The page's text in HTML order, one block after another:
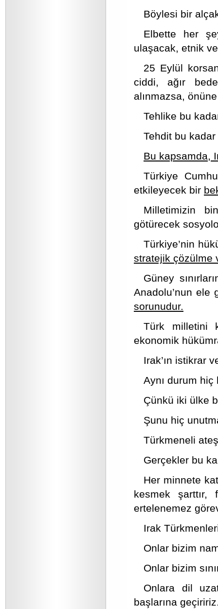
Böylesi bir
Elbette her
ulaşacak, etnik ve
25 Eylül
ciddi, ağır
alınmazsa,
Tehlike bu
Tehdit bu
Bu kapsamda,
Türkiye
etkileyecek bir
Milletimizin
götürecek
Türkiye’nin
stratejik çözülme
Güney
Anadolu’nun
sorunudur.
Türk milletini
ekonomik
Irak’ın istikrar
Aynı durum
Çünkü iki ülke
Şunu hiç
Türkmeneli
Gerçekler bu
Her minnete
kesmek şarttır,
ertelenemez
Irak
Onlar bizim
Onlar bizim
Onlara dil
başlarına